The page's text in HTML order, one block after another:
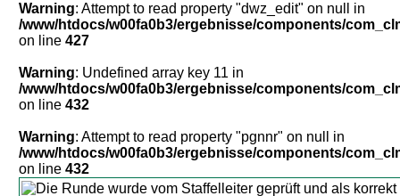
Warning: Attempt to read property "dwz_edit" on null in
/www/htdocs/w00fa0b3/ergebnisse/components/
on line 427
Warning: Undefined array key 11 in
/www/htdocs/w00fa0b3/ergebnisse/components/
on line 432
Warning: Attempt to read property "pgnnr" on null in
/www/htdocs/w00fa0b3/ergebnisse/components/
on line 432